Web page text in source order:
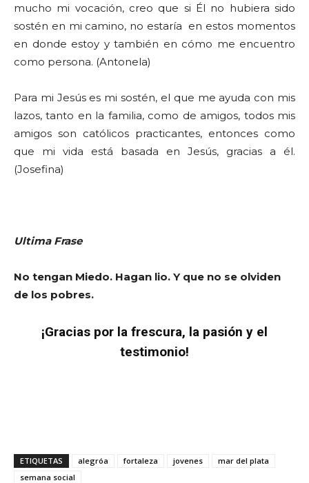
mucho mi vocación, creo que si Él no hubiera sido
sostén en mi camino, no estaría en estos momentos
en donde estoy y también en cómo me encuentro
como persona. (Antonela)
Para mi Jesús es mi sostén, el que me ayuda con mis
lazos, tanto en la familia, como de amigos, todos mis
amigos son católicos practicantes, entonces como
que mi vida está basada en Jesús, gracias a él.
(Josefina)
Ultima Frase
No tengan Miedo. Hagan lio. Y que no se olviden
de los pobres.
¡Gracias por la frescura, la pasión y el
testimonio!
ETIQUETAS alegróa fortaleza jovenes
mar del plata
semana social